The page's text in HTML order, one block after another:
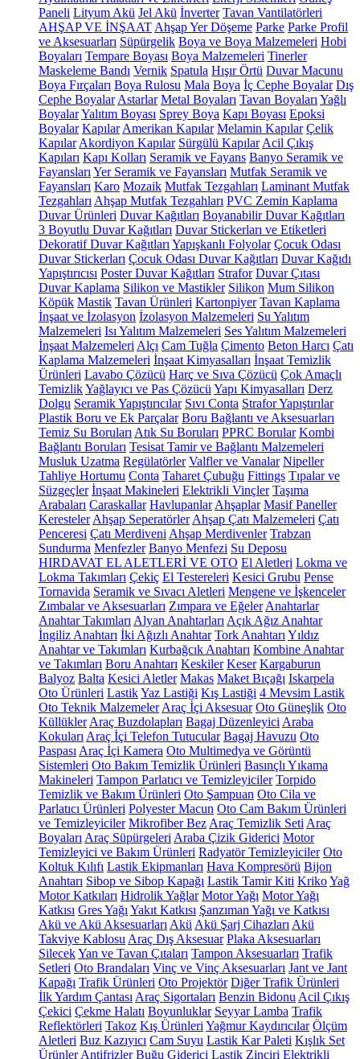
Paneli Lityum Akü Jel Akü İnverter Tavan Vantilatörleri
AHŞAP VE İNŞAAT Ahşap Yer Döşeme Parke Parke Profil
ve Aksesuarları Süpürgelik Boya ve Boya Malzemeleri Hobi
Boyaları Tempare Boyası Boya Malzemeleri Tinerler
Maskeleme Bandı Vernik Spatula Hışır Örtü Duvar Macunu
Boya Fırçaları Boya Rulosu Mala Boya İç Cephe Boyalar Dış
Cephe Boyalar Astarlar Metal Boyaları Tavan Boyaları Yağlı
BoyalarYalıtım Boyası Sprey Boya Kapı Boyası Epoksi
Boyalar Kapılar Amerikan Kapılar Melamin Kapılar Çelik
Kapılar Akordiyon Kapılar Sürgülü Kapılar Acil Çıkış
Kapıları Kapı Kolları Seramik ve Fayans Banyo Seramik ve
Fayansları Yer Seramik ve Fayansları Mutfak Seramik ve
Fayansları Karo Mozaik Mutfak Tezgahları Laminant Mutfak
Tezgahları Ahşap Mutfak Tezgahları PVC Zemin Kaplama
Duvar Ürünleri Duvar Kağıtları Boyanabilir Duvar Kağıtları
3 Boyutlu Duvar Kağıtları Duvar Stickerları ve Etiketleri
Dekoratif Duvar Kağıtları Yapışkanlı Folyolar Çocuk Odası
Duvar Stickerları Çocuk Odası Duvar Kağıtları Duvar Kağıdı
Yapıştırıcısı Poster Duvar Kağıtları Strafor Duvar Çıtası
Duvar Kaplama Silikon ve Mastikler Silikon Mum Silikon
Köpük Mastik Tavan Ürünleri Kartonpiyer Tavan Kaplama
İnşaat ve İzolasyon İzolasyon Malzemeleri Su Yalıtım
Malzemeleri Isı Yalıtım Malzemeleri Ses Yalıtım Malzemeleri
İnşaat Malzemeleri Alçı Cam Tuğla Çimento Beton Harcı Çatı
Kaplama Malzemeleri İnşaat Kimyasalları İnşaat Temizlik
Ürünleri Lavabo Çözücü Harç ve Sıva Çözücü Çok Amaçlı
TemizlikYağlayıcı ve Pas Çözücü Yapı Kimyasalları Derz
Dolgu Seramik Yapıştırıcılar Sıvı Conta Strafor Yapıştırılar
Plastik Boru ve Ek Parçalar Boru Bağlantı ve Aksesuarları
Temiz Su Boruları Atık Su Boruları PPRC Borular Kombi
Bağlantı Boruları Tesisat Tamir ve Bağlantı Malzemeleri
Musluk Uzatma Regülatörler Valfler ve Vanalar Nipeller
Tahliye Hortumu Conta Taharet Çubuğu Fittings Tıpalar ve
Süzgeçler İnşaat Makineleri Elektrikli Vinçler Taşıma
Arabaları Caraskallar Havlupanlar Ahşaplar Masif Paneller
Keresteler Ahşap Seperatörler Ahşap Çatı Malzemeleri Çatı
Penceresi Çatı Merdiveni Ahşap Merdivenler Trabzan
Sundurma Menfezler Banyo Menfezi Su Deposu
HIRDAVAT EL ALETLERİ VE OTO El Aletleri Lokma ve
Lokma Takımları Çekiç El Testereleri Kesici Grubu Pense
Tornavida Seramik ve Sıvacı Aletleri Mengene ve İşkenceler
Zımbalar ve Aksesuarları Zımpara ve Eğeler Anahtarlar
Anahtar Takımları Alyan Anahtarları Açık Ağız Anahtar
İngiliz Anahtarı İki Ağızlı Anahtar Tork Anahtarı Yıldız
Anahtar ve Takımları Kurbağcık Anahtarı Kombine Anahtar
ve Takımları Boru Anahtarı Keskiler Keser Kargaburun
Balyoz Balta Kesici Aletler Makas Maket Bıçağı Iskarpela
Oto Ürünleri LastikYaz Lastiği Kış Lastiği 4 Mevsim Lastik
Oto Teknik Malzemeler Araç İçi Aksesuar Oto Güneşlik Oto
Küllükler Araç Buzdolapları Bagaj Düzenleyici Araba
Kokuları Araç İçi Telefon Tutucular Bagaj Havuzu Oto
Paspası Araç İçi Kamera Oto Multimedya ve Görüntü
Sistemleri Oto Bakım Temizlik Ürünleri Basınçlı Yıkama
Makineleri Tampon Parlatıcı ve Temizleyiciler Torpido
Temizlik ve Bakım Ürünleri Oto Şampuan Oto Cila ve
Parlatıcı Ürünleri Polyester Macun Oto Cam Bakım Ürünleri
ve Temizleyiciler Mikrofiber Bez Araç Temizlik Seti Araç
Boyaları Araç Süpürgeleri Araba Çizik Giderici Motor
Temizleyici ve Bakım Ürünleri Radyatör Temizleyiciler Oto
Koltuk Kılıfı Lastik Ekipmanları Hava Kompresörü Bijon
Anahtarı Sibop ve Sibop Kapağı Lastik Tamir Kiti KrikoYağ
Motor Katkıları Hidrolik Yağlar Motor Yağı Motor Yağı
Katkısı Gres Yağı Yakıt Katkısı Şanzıman Yağı ve Katkısı
Akü ve Akü Aksesuarları Akü Akü Şarj Cihazları Akü
Takviye Kablosu Araç Dış Aksesuar Plaka Aksesuarları
SilecekYan ve Tavan Çıtaları Tampon Aksesuarları Trafik
Setleri Oto Brandaları Vinç ve Vinç Aksesuarları Jant ve Jant
Kapağı Trafik Ürünleri Oto Projektör Diğer Trafik Ürünleri
İlk Yardım Çantası Araç Sigortaları Benzin Bidonu Acil Çıkış
Çekici Çekme Halatı Boyunluklar Seyyar Lamba Trafik
Reflektörleri Takoz Kış Ürünleri Yağmur Kaydırıcılar Ölçüm
Aletleri Buz Kazıyıcı Cam Suyu Lastik Kar Paleti Kışlık Set
Ürünler Antifrizler Buğu Giderici Lastik Zinciri Elektrikli